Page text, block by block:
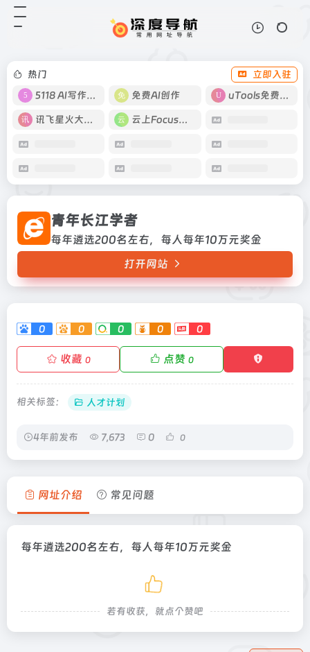
热门
立即入驻
5118 AI写作工具
免费AI创作 uTools免费工具箱
讯飞星火大模型 云上Focus接码
青年长江学者
每年遴选200名左右，每人每年10万元奖金
打开网站
0 0 0 0 0
收藏 0 点赞 0
相关标签： 人才计划
4年前发布 7,673 0 0
网址介绍 常见问题
每年遴选200名左右，每人每年10万元奖金
若有收获，就点个赞吧